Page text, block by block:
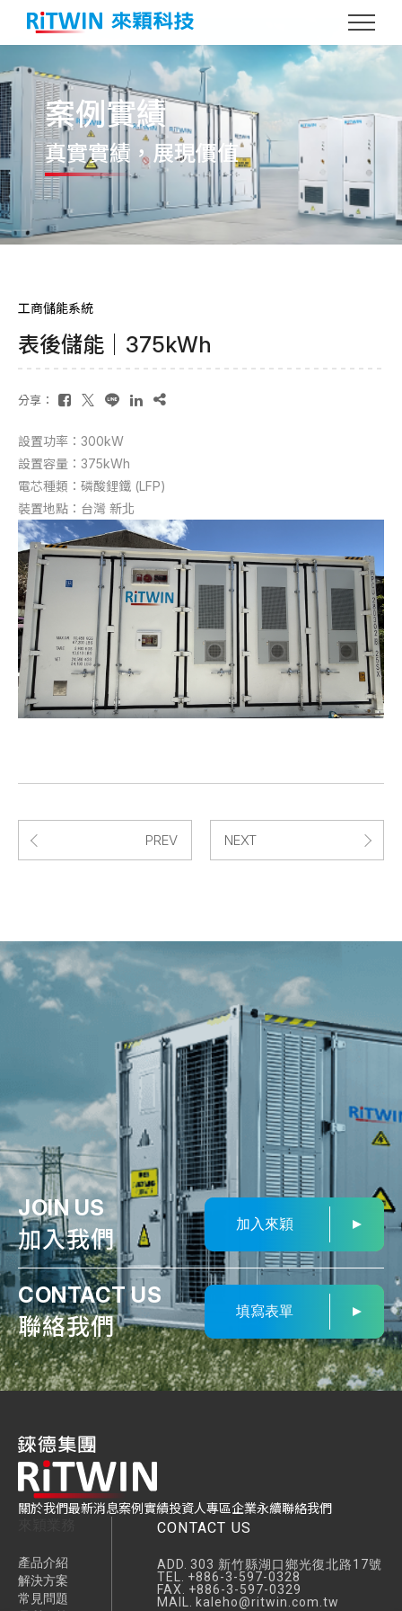
案例實績
真實實績 ，展現價值
工商儲能系統
表後儲能｜375kWh
分享：
設置功率：300kW
設置容量：375kWh
電芯種類：磷酸鋰鐵 (LFP)
裝置地點：台灣 新北
PREV NEXT
JOIN US
加入我們
加入來穎
CONTACT US
聯絡我們
填寫表單
關於我們最新消息案例實績投資人專區企業永續聯絡我們
產品介紹
解決方案
常見問題
CONTACT US
ADD. 303 新竹縣湖口鄉光復北路17號
TEL. +886-3-597-0328
FAX. +886-3-597-0329
MAIL. kaleho@ritwin.com.tw